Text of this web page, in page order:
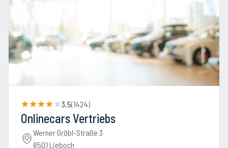
3.5(1424)
Onlinecars Vertriebs
Werner Gröbl-Straße 3
8501 Lieboch